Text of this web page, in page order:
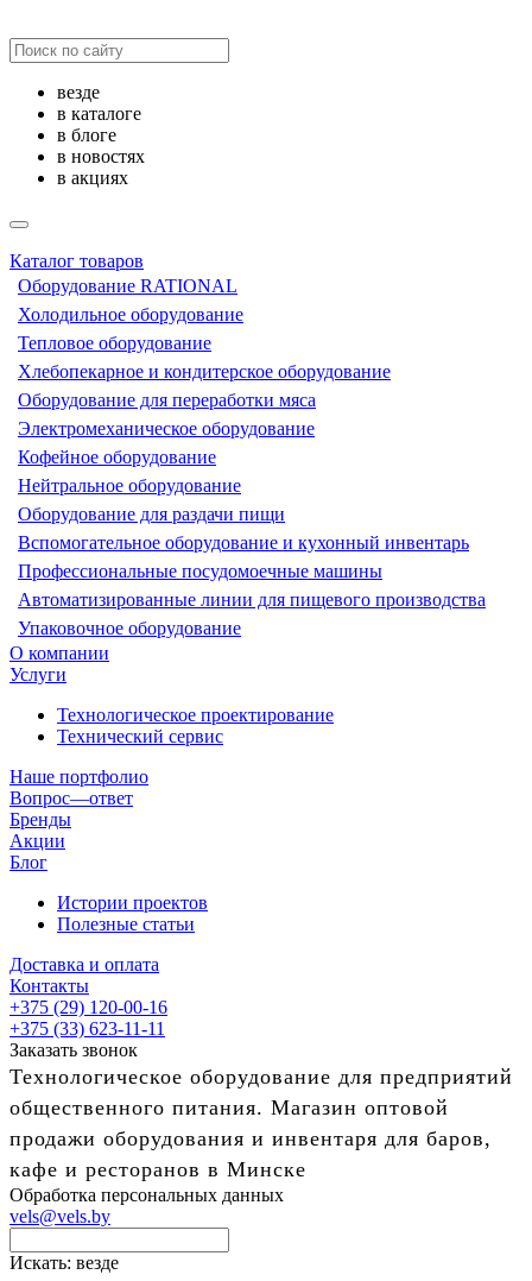
везде
в каталоге
в блоге
в новостях
в акциях
Каталог товаров
Оборудование RATIONAL
Холодильное оборудование
Тепловое оборудование
Хлебопекарное и кондитерское оборудование
Оборудование для переработки мяса
Электромеханическое оборудование
Кофейное оборудование
Нейтральное оборудование
Оборудование для раздачи пищи
Вспомогательное оборудование и кухонный инвентарь
Профессиональные посудомоечные машины
Автоматизированные линии для пищевого производства
Упаковочное оборудование
О компании
Услуги
Технологическое проектирование
Технический сервис
Наше портфолио
Вопрос—ответ
Бренды
Акции
Блог
Истории проектов
Полезные статьи
Доставка и оплата
Контакты
+375 (29) 120-00-16
+375 (33) 623-11-11
Заказать звонок
Технологическое оборудование для предприятий
общественного питания. Магазин оптовой
продажи оборудования и инвентаря для баров,
кафе и ресторанов в Минске
Обработка персональных данных
vels@vels.by
Искать: везде